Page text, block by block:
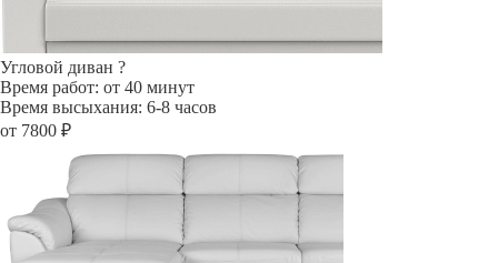
Угловой диван ?
Время работ: от 40 минут
Время высыхания: 6-8 часов
от 7800 ₽